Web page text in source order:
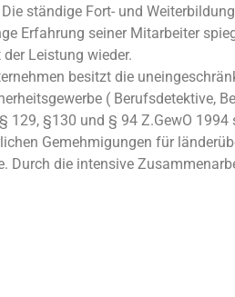
ständige Fort- und
Erfahrung seiner Mitarbeiter
Leistung wieder.
besitzt die
( Berufsdetektive,
129, §130 und § 94 Z.GewO 1994
Gemehmigungen für
Durch die intensive